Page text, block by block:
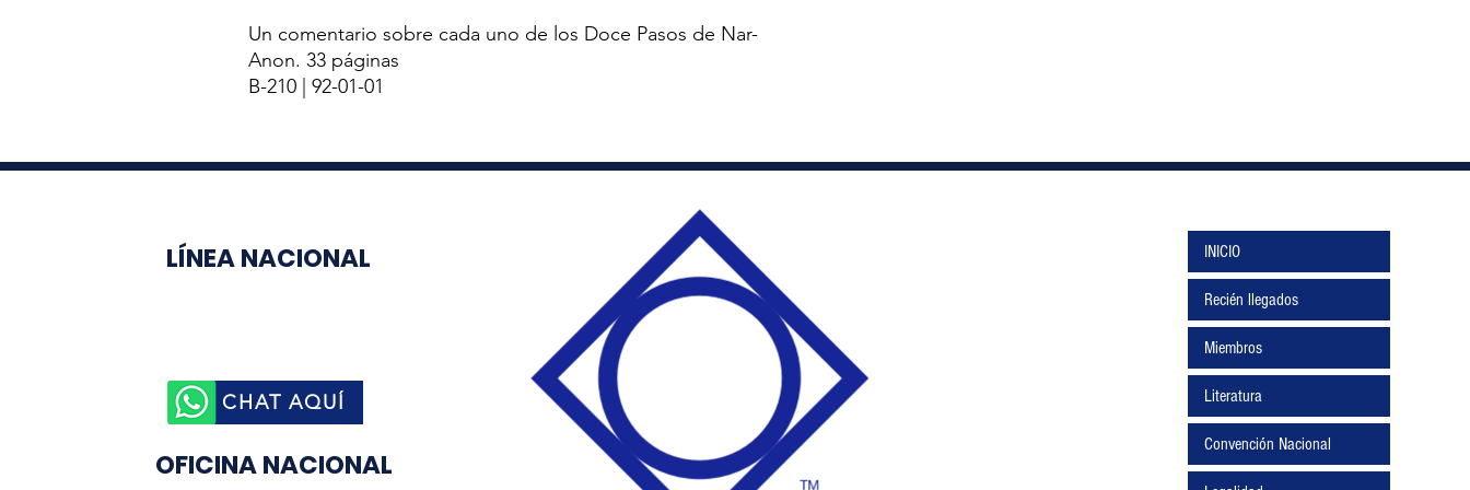
Un comentario sobre cada uno de los Doce Pasos de Nar-
Anon. 33 páginas
B-210 | 92-01-01
LÍNEA NACIONAL
CHAT AQUÍ
OFICINA NACIONAL
INICIO
Recién llegados
Miembros
Literatura
Convención Nacional